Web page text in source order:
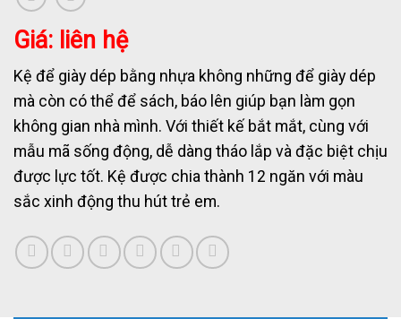
Giá: liên hệ
Kệ để giày dép bằng nhựa không những để giày dép
mà còn có thể để sách, báo lên giúp bạn làm gọn
không gian nhà mình. Với thiết kế bắt mắt, cùng với
mẫu mã sống động, dễ dàng tháo lắp và đặc biệt chịu
được lực tốt. Kệ được chia thành 12 ngăn với màu
sắc xinh động thu hút trẻ em.